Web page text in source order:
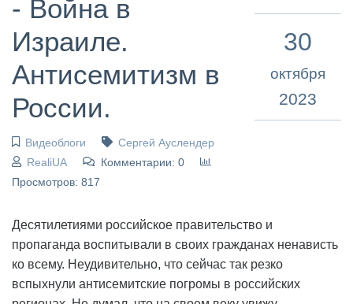
- Война в
Израиле.
Антисемитизм в
России.
Видеоблоги
Сергей Ауслендер
RealiUA
Комментарии: 0
Просмотров: 817
30
октября
2023
Десятилетиями российское правительство и
пропаганда воспитывали в своих гражданах ненависть
ко всему. Неудивительно, что сейчас так резко
вспыхнули антисемитские погромы в российских